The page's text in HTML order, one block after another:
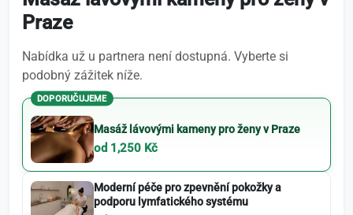
Praze
Nabídka už u partnera není dostupná. Vyberte si
podobný zážitek níže.
DOPORUČUJEME
Masáž lávovými kameny pro ženy v Praze
od 1,250 Kč
Moderní péče pro zpevnění pokožky a
podporu lymfatického systému